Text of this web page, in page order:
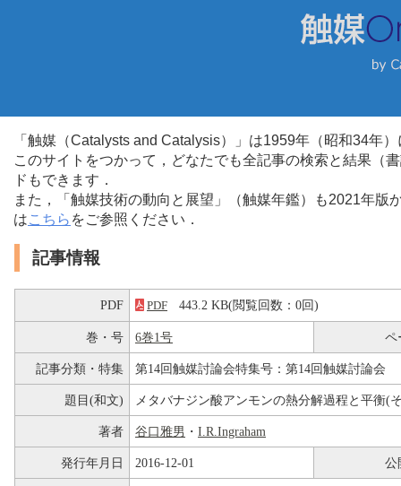
「触媒（Catalysts and Catalysis）」は1959年（昭和34年
このサイトをつかって，どなたでも全記事の検索と結果（
ドもできます．
また，「触媒技術の動向と展望」（触媒年鑑）も2021年
はこちら をご参照ください．
記事情報
PDF PDF 443.2 KB(閲覧回数：0回)
巻・号 6巻1号 ペ
記事分類・特集 第14回触媒討論会特集号：第14回触媒討論会
題目(和文) メタバナジン酸アンモンの熱分解過程と平衡(
著者 谷口雅男 ・ I.R.Ingraham
発行年月日 2016-12-01 公